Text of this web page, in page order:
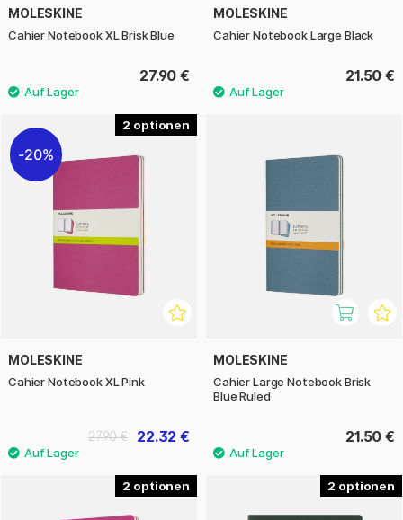
MOLESKINE
Cahier Notebook XL Brisk Blue
27.90 €
MOLESKINE
Cahier Notebook Large Black
21.50 €
2
20%
MOLESKINE
Cahier Notebook XL Pink
22.32 €
27.90 €
MOLESKINE
Cahier Large Notebook Brisk
Blue Ruled
21.50 €
2 2